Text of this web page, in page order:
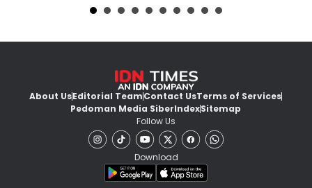
About UsEditorial TeamContact UsTerms of Services
Pedoman Media SiberIndexSitemap
Follow Us
Download